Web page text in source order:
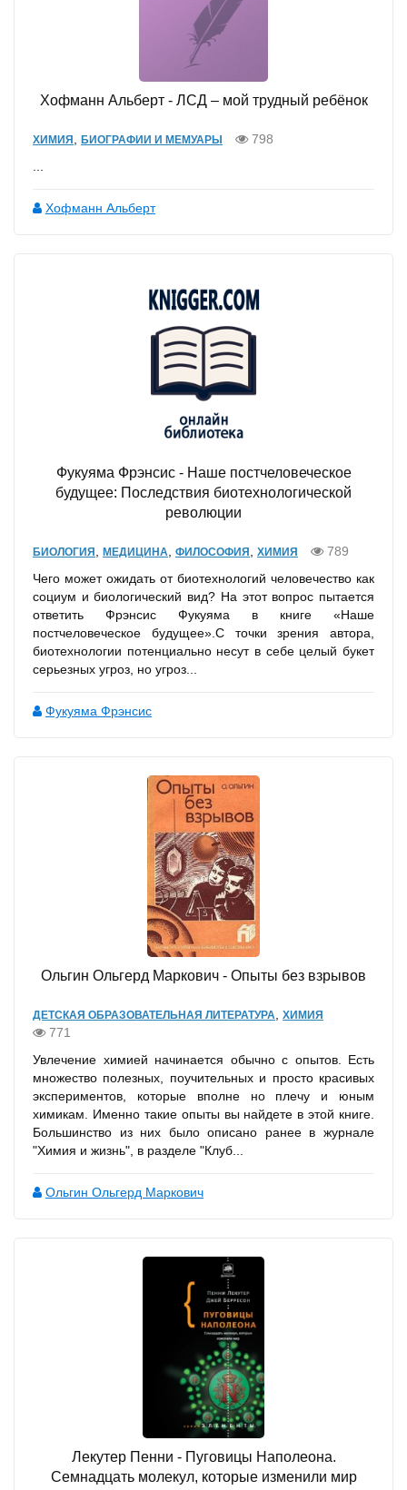
Хофманн Альберт - ЛСД – мой трудный ребёнок
ХИМИЯ БИОГРАФИИ И МЕМУАРЫ
798
Хофманн Альберт
Фукуяма Фрэнсис - Наше постчеловеческое
будущее: Последствия биотехнологической
революции
БИОЛОГИЯ МЕДИЦИНА ФИЛОСОФИЯ ХИМИЯ
789
Чего может ожидать от биотехнологий человечество как
социум и биологический вид? На этот вопрос пытается
ответить Фрэнсис Фукуяма в книге «Наше
постчеловеческое будущее».С точки зрения автора,
биотехнологии потенциально несут в себе целый букет
серьезных угроз, но угроз...
Фукуяма Фрэнсис
Ольгин Ольгерд Маркович - Опыты без взрывов
ДЕТСКАЯ ОБРАЗОВАТЕЛЬНАЯ ЛИТЕРАТУРА ХИМИЯ
771
Увлечение химией начинается обычно с опытов. Есть
множество полезных, поучительных и просто красивых
экспериментов, которые вполне но плечу и юным
химикам. Именно такие опыты вы найдете в этой книге.
Большинство из них было описано ранее в журнале
"Химия и жизнь", в разделе "Клуб...
Ольгин Ольгерд Маркович
Лекутер Пенни - Пуговицы Наполеона.
Семнадцать молекул, которые изменили мир